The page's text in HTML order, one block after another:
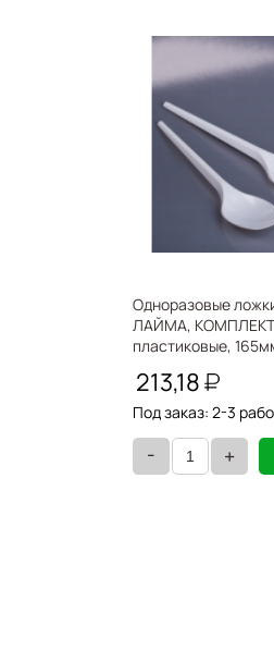
Одноразовые
ЛАЙМА, КОМПЛЕКТ
пластиковые,
213,18
Под заказ: 2-3
- +